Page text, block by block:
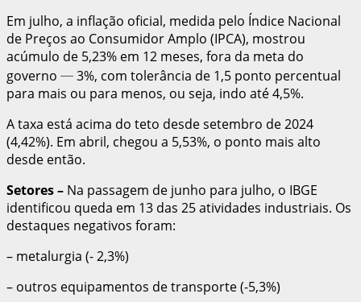
Em julho, a inflação oficial, medida pelo Índice Nacional
de Preços ao Consumidor Amplo (IPCA), mostrou
acúmulo de 5,23% em 12 meses, fora da meta do
governo ─ 3%, com tolerância de 1,5 ponto percentual
para mais ou para menos, ou seja, indo até 4,5%.
A taxa está acima do teto desde setembro de 2024
(4,42%). Em abril, chegou a 5,53%, o ponto mais alto
desde então.
Setores– Na passagem de junho para julho, o IBGE
identificou queda em 13 das 25 atividades industriais. Os
destaques negativos foram:
– metalurgia (- 2,3%)
– outros equipamentos de transporte (-5,3%)